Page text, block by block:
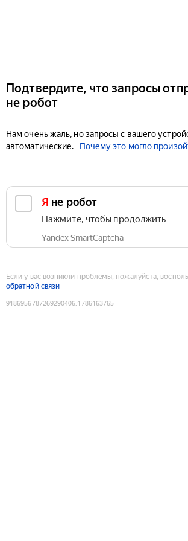
Подтвердите, что запросы
не робот
Нам очень жаль, но запросы с вашего
автоматические.
Почему это могло
Я не робот
Нажмите, чтобы продолжить
Yandex SmartCaptcha
Если у вас возникли проблемы, пожалуйста,
обратной связи
9186956787269290406:1786163765